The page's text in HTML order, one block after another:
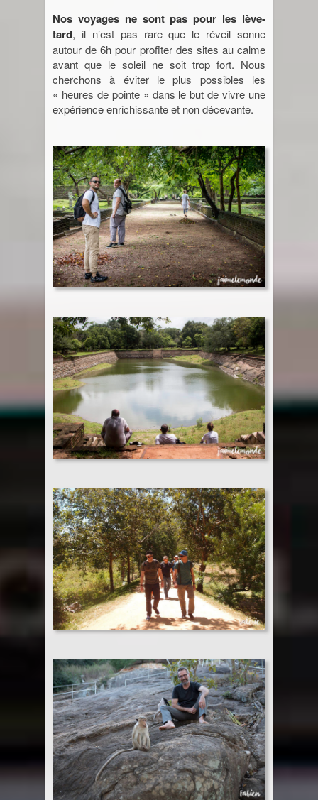
Jordanie
La Réunion
Madagascar
Maroc
Népal
Ouzbékistan
Pérou
Sri Lanka
Thaïlande
Turquie
Nos voyages ne sont pas pour les lève-
tard, il n’est pas rare que le réveil sonne
autour de 6h pour profiter des sites au calme
avant que le soleil ne soit trop fort. Nous
cherchons à éviter le plus possibles les
« heures de pointe » dans le but de vivre une
expérience enrichissante et non décevante.